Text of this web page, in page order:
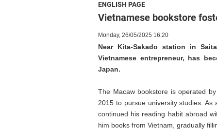
ENGLISH PAGE
Vietnamese bookstore
Monday, 26/05/2025 16:20
Near Kita-Sakado station in
Vietnamese entrepreneur, has
Japan.
The Macaw bookstore is operated
2015 to pursue university studies.
continued his reading habit abroad
him books from Vietnam, gradually